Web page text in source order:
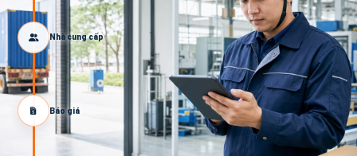
Nhà cung cấp
Báo giá